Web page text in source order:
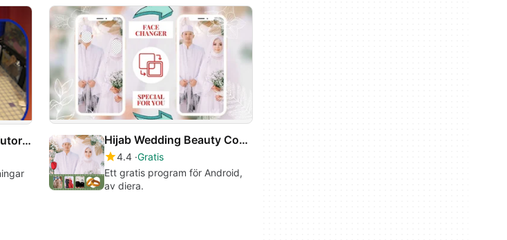
2020 Dress Cutting Tutorials Step By Step Hijab Wedding Beauty Couple
4.4 Gratis
Ett gratis program för Android,
av diera.